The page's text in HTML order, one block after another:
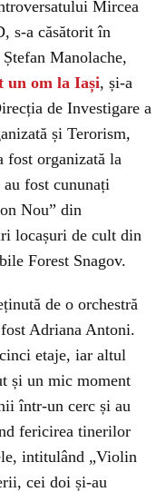
Mircea
s-a căsătorit în
Manolache,
un om la Iași, și-a
de Investigare a
și Terorism,
fost organizată la
fost cununați
Nou” din
locașuri de cult din
Forest Snagov.
de o orchestră
Adriana Antoni.
etaje, iar altul
și un mic moment
într-un cerc și au
fericirea tinerilor
intitulând „Violin
cei doi și-au